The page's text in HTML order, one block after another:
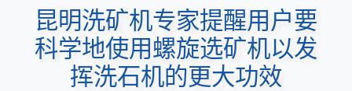
昆明洗矿机专家提醒用户要
科学地使用螺旋选矿机以发
挥洗石机的更大功效